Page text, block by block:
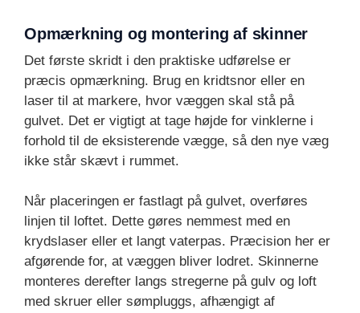
Opmærkning og montering af skinner
Det første skridt i den praktiske udførelse er
præcis opmærkning. Brug en kridtsnor eller en
laser til at markere, hvor væggen skal stå på
gulvet. Det er vigtigt at tage højde for vinklerne i
forhold til de eksisterende vægge, så den nye væg
ikke står skævt i rummet.
Når placeringen er fastlagt på gulvet, overføres
linjen til loftet. Dette gøres nemmest med en
krydslaser eller et langt vaterpas. Præcision her er
afgørende for, at væggen bliver lodret. Skinnerne
monteres derefter langs stregerne på gulv og loft
med skruer eller sømpluggs, afhængigt af